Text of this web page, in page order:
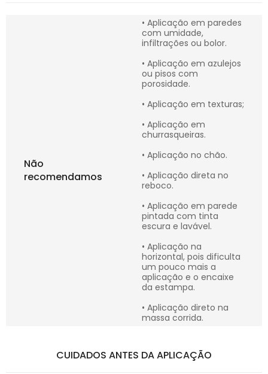
Não
recomendamos
• Aplicação em paredes
com umidade,
infiltrações ou bolor.
• Aplicação em azulejos
ou pisos com
porosidade.
• Aplicação em texturas;
• Aplicação em
churrasqueiras.
• Aplicação no chão.
• Aplicação direta no
reboco.
• Aplicação em parede
pintada com tinta
escura e lavável.
• Aplicação na
horizontal, pois dificulta
um pouco mais a
aplicação e o encaixe
da estampa.
• Aplicação direto na
massa corrida.
CUIDADOS ANTES DA APLICAÇÃO